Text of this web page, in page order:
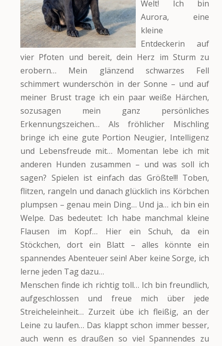
Welt! Ich bin
Aurora, eine
kleine
Entdeckerin auf
vier Pfoten und bereit, dein Herz im Sturm zu
erobern… Mein glänzend schwarzes Fell
schimmert wunderschön in der Sonne – und auf
meiner Brust trage ich ein paar weiße Härchen,
sozusagen mein ganz persönliches
Erkennungszeichen… Als fröhlicher Mischling
bringe ich eine gute Portion Neugier, Intelligenz
und Lebensfreude mit… Momentan lebe ich mit
anderen Hunden zusammen – und was soll ich
sagen? Spielen ist einfach das Größte!!! Toben,
flitzen, rangeln und danach glücklich ins Körbchen
plumpsen – genau mein Ding… Und ja… ich bin ein
Welpe. Das bedeutet: Ich habe manchmal kleine
Flausen im Kopf… Hier ein Schuh, da ein
Stöckchen, dort ein Blatt – alles könnte ein
spannendes Abenteuer sein! Aber keine Sorge, ich
lerne jeden Tag dazu…
Menschen finde ich richtig toll… Ich bin freundlich,
aufgeschlossen und freue mich über jede
Streicheleinheit… Zurzeit übe ich fleißig, an der
Leine zu laufen… Das klappt schon immer besser,
auch wenn es draußen so viel Spannendes zu